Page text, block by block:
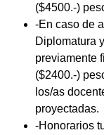
($4500.-)
-En caso de
Diplomatura
previamente
($2400.-)
los/as
proyectadas.
-Honorarios